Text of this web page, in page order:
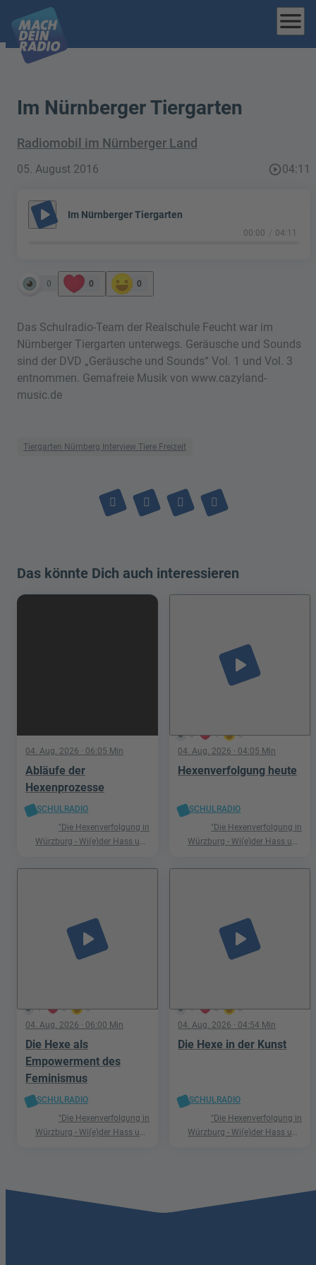
menu
Im Nürnberger Tiergarten
Radiomobil im Nürnberger Land
05. August 2016 play_circle_outline04:11
play_arrow Im Nürnberger Tiergarten
00:00 04:11
0 0 0
Das Schulradio-Team der Realschule Feucht war im
Nürnberger Tiergarten unterwegs. Geräusche und Sounds
sind der DVD „Geräusche und Sounds“ Vol. 1 und Vol. 3
entnommen. Gemafreie Musik von www.cazyland-
music.de
Tiergarten Nürnberg Interview Tiere Freizeit
Das könnte Dich auch interessieren
04. Aug. 2026 · 06:05 Min
Abläufe der
Hexenprozesse
SCHULRADIO
"Die Hexenverfolgung in
Würzburg - Wi(e)der Hass und
5 1 0
play_arrow
04. Aug. 2026 · 04:05 Min
Hexenverfolgung heute
SCHULRADIO
"Die Hexenverfolgung in
Würzburg - Wi(e)der Hass und
1 0 0
play_arrow
04. Aug. 2026 · 06:00 Min
Die Hexe als
Empowerment des
Feminismus
SCHULRADIO
"Die Hexenverfolgung in
Würzburg - Wi(e)der Hass und
1 0 0
play_arrow
04. Aug. 2026 · 04:54 Min
Die Hexe in der Kunst
SCHULRADIO
"Die Hexenverfolgung in
Würzburg - Wi(e)der Hass und